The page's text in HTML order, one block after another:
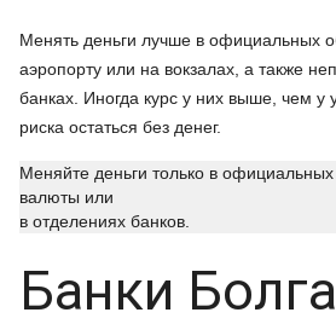
Менять деньги лучше в официальных
аэропорту или на вокзалах, а также
банках. Иногда курс у них выше, чем у
риска остаться без денег.
Меняйте деньги только в
валюты или
в отделениях банков.
Банки